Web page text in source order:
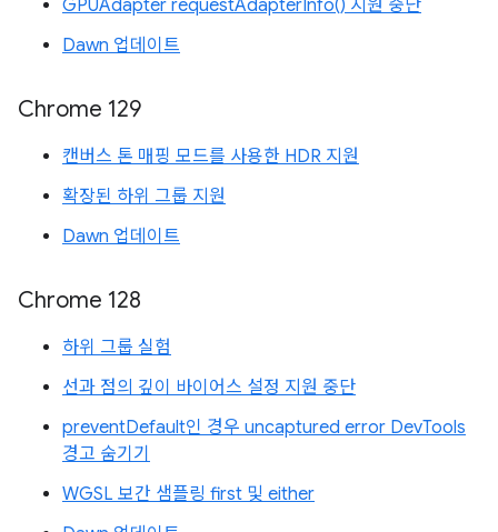
GPUAdapter requestAdapterInfo() 지원 중단
Dawn 업데이트
Chrome 129
캔버스 톤 매핑 모드를 사용한 HDR 지원
확장된 하위 그룹 지원
Dawn 업데이트
Chrome 128
하위 그룹 실험
선과 점의 깊이 바이어스 설정 지원 중단
preventDefault인 경우 uncaptured error DevTools
경고 숨기기
WGSL 보간 샘플링 first 및 either